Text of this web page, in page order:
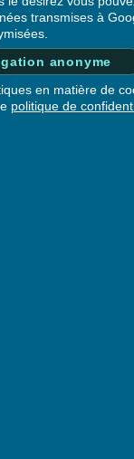
transmises à
anonyme
en matière de
politique de